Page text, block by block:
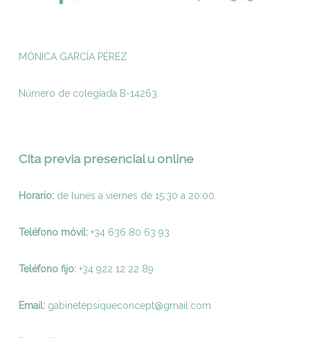
MÓNICA GARCÍA PÉREZ
Número de colegiada B-14263.
Cita previa presencial u online
Horario:de lunes a viernes de 15:30 a 20:00.
Teléfono móvil: +34 636 80 63 93
Teléfono fijo:+34 922 12 22 89
Email: gabinetepsiqueconcept@gmail.com